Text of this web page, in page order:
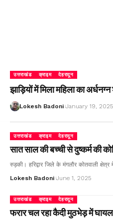
उत्तराखंड क्राइम देहरादून
झाड़ियों में मिला महिला का
Lokesh Badoni January 19, 2025
उत्तराखंड क्राइम देहरादून
सात साल की बच्ची से दुष्कर्म की
रुड़की। हरिद्वार जिले के मंगलौर कोतवाली क्षेत्र
Lokesh Badoni June 1, 2025
उत्तराखंड क्राइम देहरादून
फरार चल रहा कैदी मुठभेड़ में घायल